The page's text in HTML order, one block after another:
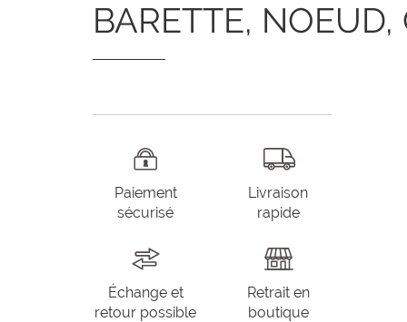
BARETTE,
Paiement
sécurisé
Livraison
rapide
Échange et
retour possible
Retrait en
boutique